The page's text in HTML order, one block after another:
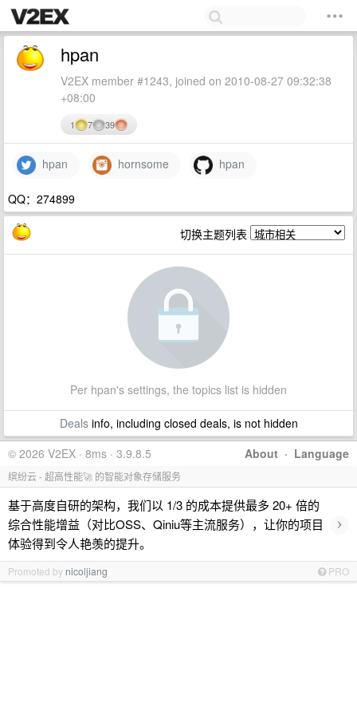
hpan
V2EX member #1243, joined on 2010-08-27 09:32:38
+08:00
1 7 39
hpan hornsome hpan
QQ：274899
切换主题列表
Per hpan's settings, the topics list is hidden
Dealsinfo, including closed deals, is not hidden
About · Language
© 2026 V2EX · 8ms · 3.9.8.5
缤纷云 - 超高性能🚀 的智能对象存储服务
基于高度自研的架构，我们以 1/3 的成本提供最多 20+ 倍的
综合性能增益（对比OSS、Qiniu等主流服务），让你的项目
体验得到令人艳羡的提升。
›
Promoted by nicoljiang PRO